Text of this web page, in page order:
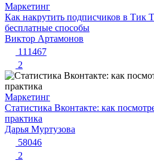
Маркетинг
Как накрутить подписчиков в Тик
бесплатные способы
Виктор Артамонов
111467
2
Маркетинг
Статистика Вконтакте: как
практика
Дарья Муртузова
58046
2